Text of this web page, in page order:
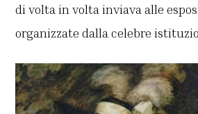
di volta in volta inviava alle
organizzate dalla celebre